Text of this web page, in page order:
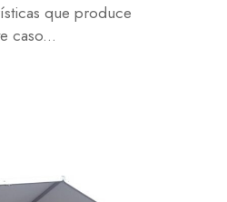
que produce
caso...